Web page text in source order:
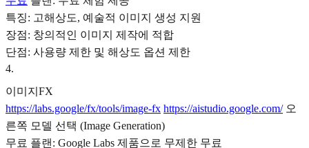
특징: 고해상도, 예술적 이미지 생성 지원
장점: 창의적인 이미지 제작에 적합
단점: 사용량 제한 및 해상도 옵션 제한
4.
이미지FX
https://labs.google/fx/tools/image-fx https://aistudio.google.com/오
른쪽 모델 선택 (Image Generation)
무료 플랜: Google Labs 제품으로 무제한 무료